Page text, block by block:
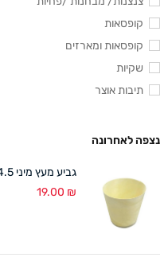
קופסאות
קופסאות ומארזים
שקיות
תיבות אוצר
נצפה לאחרונה
גביע מעץ מיני 6/4.5 ס"מ (50 יח')
19.00 ₪